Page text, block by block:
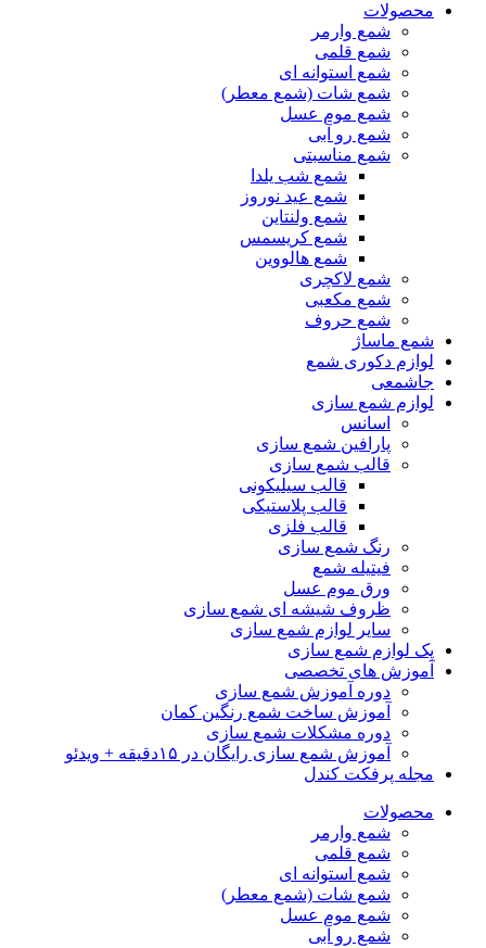
محصولات
شمع وارمر
شمع قلمی
شمع استوانه ای
شمع شات (شمع معطر)
شمع موم عسل
شمع رو آبی
شمع مناسبتی
شمع شب یلدا
شمع عید نوروز
شمع ولنتاین
شمع کریسمس
شمع هالووین
شمع لاکچری
شمع مکعبی
شمع حروف
شمع ماساژ
لوازم دکوری شمع
جاشمعی
لوازم شمع سازی
اسانس
پارافین شمع سازی
قالب شمع سازی
قالب سیلیکونی
قالب پلاستیکی
قالب فلزی
رنگ شمع سازی
فیتیله شمع
ورق موم عسل
ظروف شیشه ای شمع سازی
سایر لوازم شمع سازی
پک لوازم شمع سازی
آموزش های تخصصی
دوره آموزش شمع سازی
آموزش ساخت شمع رنگین کمان
دوره مشکلات شمع سازی
آموزش شمع سازی رایگان در ۱۵دقیقه + ویدئو
مجله پرفکت کندل
محصولات
شمع وارمر
شمع قلمی
شمع استوانه ای
شمع شات (شمع معطر)
شمع موم عسل
شمع رو آبی